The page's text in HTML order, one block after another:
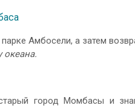
Амбосели, а затем
океана.
город Момбасы и